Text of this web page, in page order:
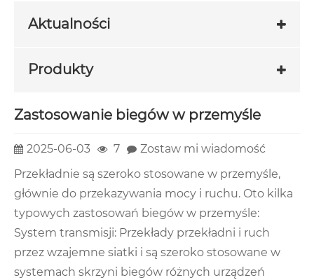
Aktualności
Produkty
Zastosowanie biegów w przemyśle
2025-06-03 7
Zostaw mi wiadomość
Przekładnie są szeroko stosowane w przemyśle,
głównie do przekazywania mocy i ruchu. Oto kilka
typowych zastosowań biegów w przemyśle:
System transmisji: Przekłady przekładni i ruch
przez wzajemne siatki i są szeroko stosowane w
systemach skrzyni biegów różnych urządzeń